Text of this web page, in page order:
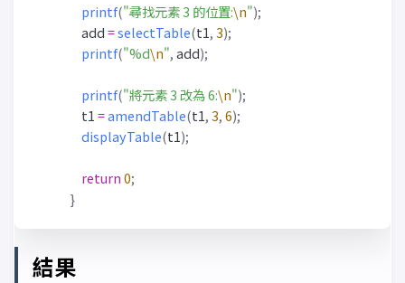
printf("尋找元素 3 的位置:\n");
add =selectTable(t1, 3);
printf("%d\n", add);
printf("將元素 3 改為 6:\n");
t1 =amendTable(t1, 3, 6);
displayTable(t1);
return 0;
}
結果